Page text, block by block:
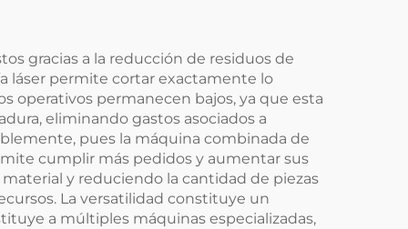
gracias a la reducción de residuos de
láser permite cortar exactamente lo
operativos permanecen bajos, ya que esta
eliminando gastos asociados a
pues la máquina combinada de
cumplir más pedidos y aumentar sus
y reduciendo la cantidad de piezas
La versatilidad constituye un
a múltiples máquinas especializadas,